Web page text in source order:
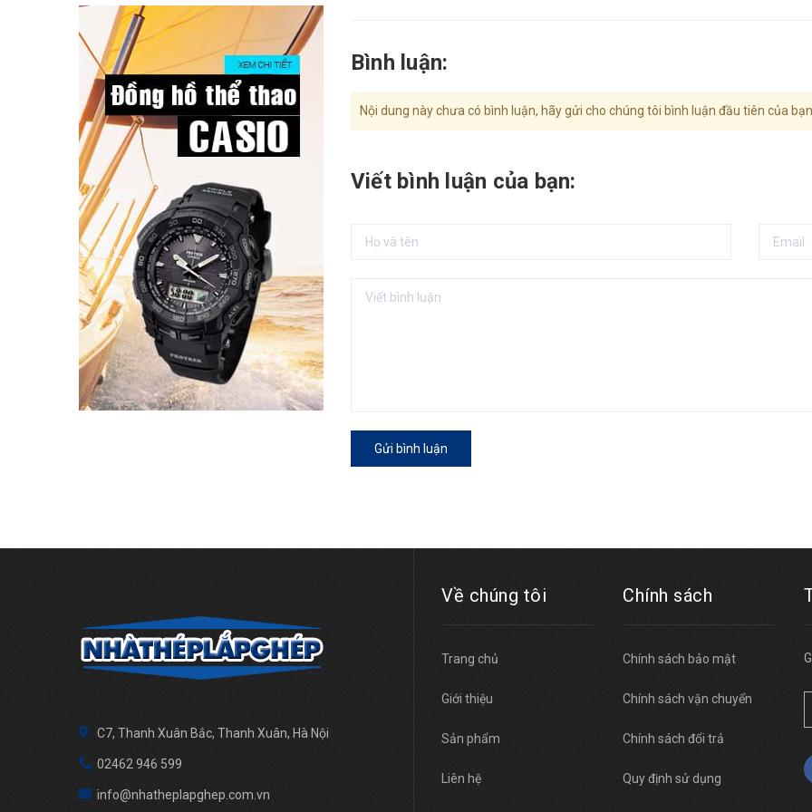
Bình luận:
Nội dung này chưa có bình luận, hãy gửi cho chúng tôi bình luận đầu tiên của
Viết bình luận của bạn:
Gửi bình luận
C7, Thanh Xuân Bắc, Thanh Xuân, Hà Nội
02462 946 599
info@nhatheplapghep.com.vn
Về chúng tôi
Trang chủ
Giới thiệu
Sản phẩm
Liên hệ
Chính sách
Chính sách bảo mật
Chính sách vận chuyển
Chính sách đổi trả
Quy định sử dụng